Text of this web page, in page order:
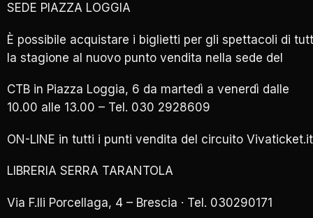
SEDE PIAZZA LOGGIA
È possibile acquistare i biglietti per gli spettacoli di
la stagione al nuovo punto vendita nella sede del
CTB in Piazza Loggia, 6 da martedì a venerdì dalle
10.00 alle 13.00 – Tel. 030 2928609
ON-LINE in tutti i punti vendita del circuito Vivaticket.it
LIBRERIA SERRA TARANTOLA
Via F.lli Porcellaga, 4 – Brescia · Tel. 030290171